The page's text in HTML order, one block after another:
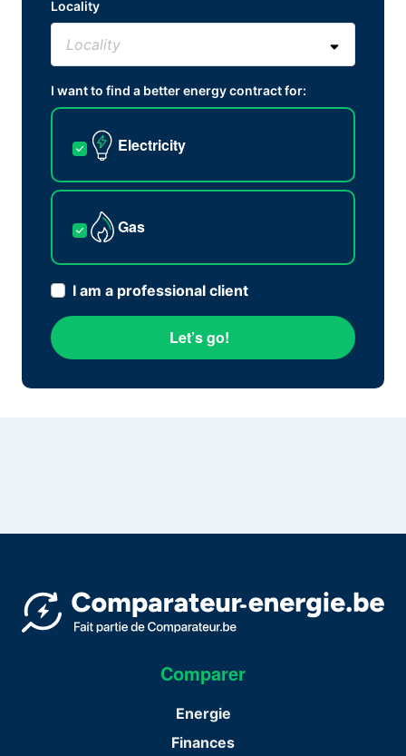
Locality
I want to find a better energy contract for:
Electricity
Gas
I am a professional client
Let’s go!
Comparer
Energie
Finances